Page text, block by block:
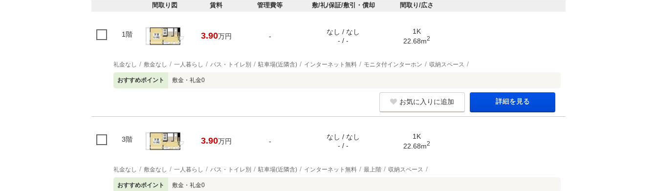
間取り図 賃料 管理費等 敷/礼/保証/敷引・償却 間取り/広さ
1階 3.90万円 -
なし / なし
- / -
1K
22.68m2
礼金なし 敷金なし 一人暮らし バス・トイレ別 駐車場(近隣含) インターネット無料 モニタ付インターホン 収納スペース
おすすめポイント 敷金・礼金0
お気に入りに追加 詳細を見る
3階 3.90万円 -
なし / なし
- / -
1K
22.68m2
礼金なし 敷金なし 一人暮らし バス・トイレ別 駐車場(近隣含) インターネット無料 最上階 収納スペース
おすすめポイント 敷金・礼金0